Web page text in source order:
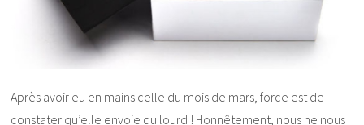
Après avoir eu en mains celle du mois de mars, force est de
constater qu’elle envoie du lourd ! Honnêtement, nous ne nous